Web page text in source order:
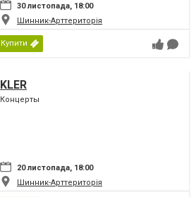
30 листопада, 18:00
Шинник-Арттериторія
Купити
KLER
Концерты
20 листопада, 18:00
Шинник-Арттериторія